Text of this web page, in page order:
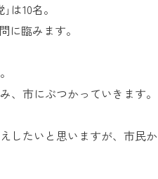
は10名。
に臨みます。
、市にぶつかっていきます。
したいと思いますが、市民か